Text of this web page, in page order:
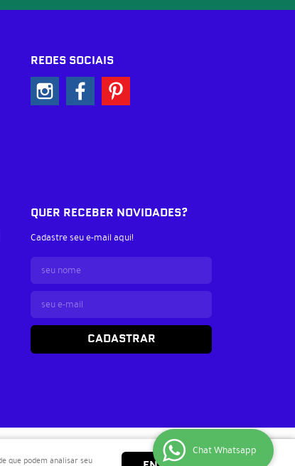
REDES SOCIAIS
QUER RECEBER NOVIDADES?
Cadastre seu e-mail aqui!
CADASTRAR
que podem analisar seu
Chat Whatsapp